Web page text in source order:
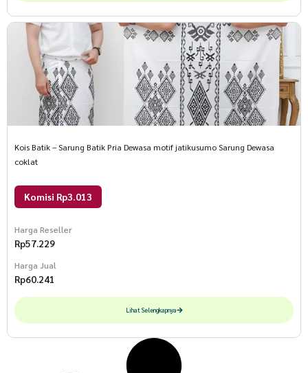
Kois Batik – Sarung Batik Pria Dewasa motif jatikusumo Sarung Dewasa
coklat
Komisi Rp3.013
Harga Reseller
Rp57.229
Harga Jual
Rp60.241
Lihat Selengkapnya